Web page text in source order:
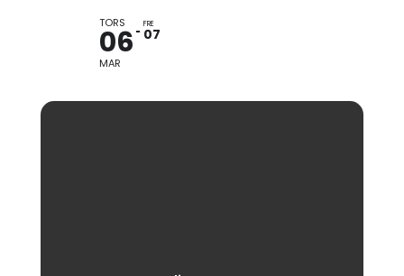
TORS
06
MAR
FRE
07